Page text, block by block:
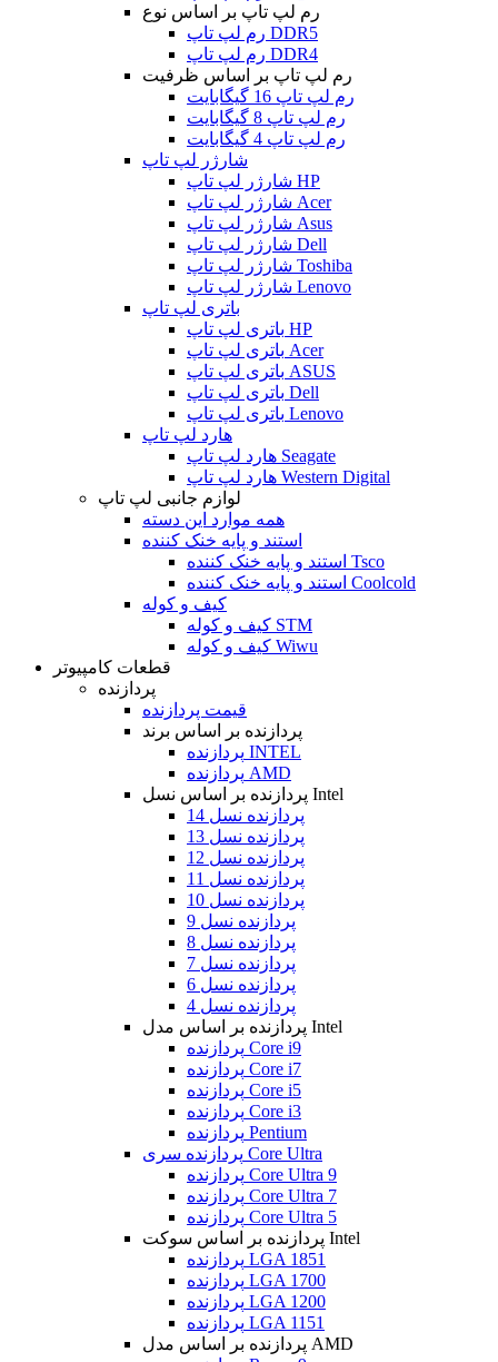
رم لپ تاپ بر اساس نوع
رم لپ تاپ DDR5
رم لپ تاپ DDR4
رم لپ تاپ بر اساس ظرفیت
رم لپ تاپ 16 گیگابایت
رم لپ تاپ 8 گیگابایت
رم لپ تاپ 4 گیگابایت
شارژر لپ تاپ
شارژر لپ تاپ HP
شارژر لپ تاپ Acer
شارژر لپ تاپ Asus
شارژر لپ تاپ Dell
شارژر لپ تاپ Toshiba
شارژر لپ تاپ Lenovo
باتری لپ تاپ
باتری لپ تاپ HP
باتری لپ تاپ Acer
باتری لپ تاپ ASUS
باتری لپ تاپ Dell
باتری لپ تاپ Lenovo
هارد لپ تاپ
هارد لپ تاپ Seagate
هارد لپ تاپ Western Digital
لوازم جانبی لپ تاپ
همه موارد این دسته
استند و پایه خنک کننده
استند و پایه خنک کننده Tsco
استند و پایه خنک کننده Coolcold
کیف و کوله
کیف و کوله STM
کیف و کوله Wiwu
قطعات کامپیوتر
پردازنده
قیمت پردازنده
پردازنده بر اساس برند
پردازنده INTEL
پردازنده AMD
پردازنده بر اساس نسل Intel
پردازنده نسل 14
پردازنده نسل 13
پردازنده نسل 12
پردازنده نسل 11
پردازنده نسل 10
پردازنده نسل 9
پردازنده نسل 8
پردازنده نسل 7
پردازنده نسل 6
پردازنده نسل 4
پردازنده بر اساس مدل Intel
پردازنده Core i9
پردازنده Core i7
پردازنده Core i5
پردازنده Core i3
پردازنده Pentium
پردازنده سری Core Ultra
پردازنده Core Ultra 9
پردازنده Core Ultra 7
پردازنده Core Ultra 5
پردازنده بر اساس سوکت Intel
پردازنده LGA 1851
پردازنده LGA 1700
پردازنده LGA 1200
پردازنده LGA 1151
پردازنده بر اساس مدل AMD